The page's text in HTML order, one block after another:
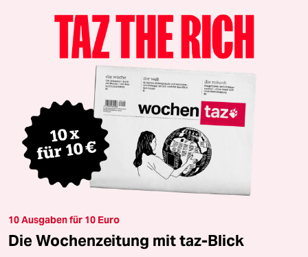
10 Ausgaben für 10 Euro
Die Wochenzeitung mit taz-Blick